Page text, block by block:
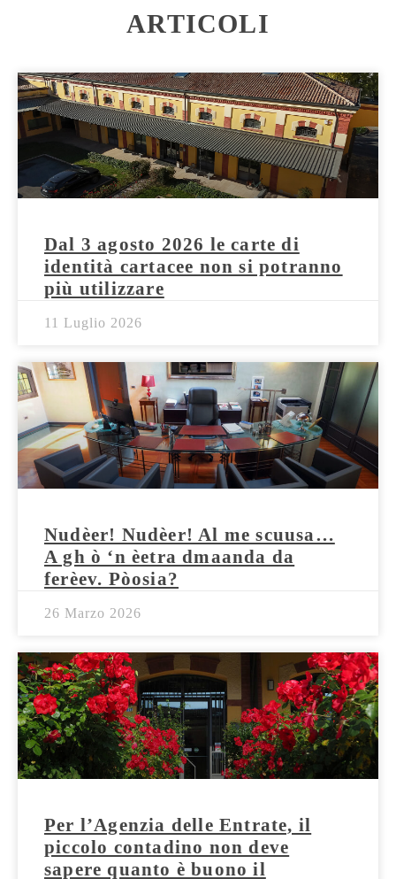
ARTICOLI
Dal 3 agosto 2026 le carte di
identità cartacee non si potranno
più utilizzare
11 Luglio 2026
Nudèer! Nudèer! Al me scuusa…
A gh ò ‘n èetra dmaanda da
ferèev. Pòosia?
26 Marzo 2026
Per l’Agenzia delle Entrate, il
piccolo contadino non deve
sapere quanto è buono il